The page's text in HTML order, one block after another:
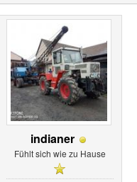
indianer
Fühlt sich wie zu Hause